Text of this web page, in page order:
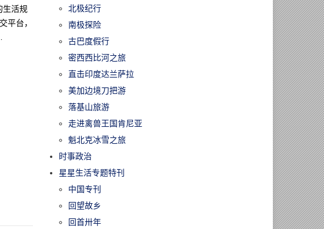
生活规
平台，
北极纪行
南极探险
古巴度假行
密西西比河之旅
直击印度达兰萨拉
美加边境刀把游
落基山旅游
走进禽兽王国肯尼亚
魁北克冰雪之旅
时事政治
星星生活专题特刊
中国专刊
回望故乡
回首卅年